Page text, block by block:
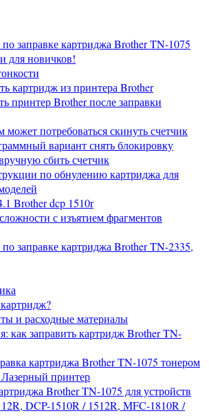
заправке картриджа Brother TN-1075
для новичков!
картридж из принтера Brother
принтер Brother после заправки
может потребоваться скинуть счетчик
вариант снять блокировку
сбить счетчик
по обнулению картриджа для
Brother dcp 1510r
с изъятием фрагментов
заправке картриджа Brother TN-2335,
и расходные материалы
как заправить картридж Brother TN-
картриджа Brother TN-1075 тонером
принтер
Brother TN-1075 для устройств
DCP-1510R / 1512R, MFC-1810R /